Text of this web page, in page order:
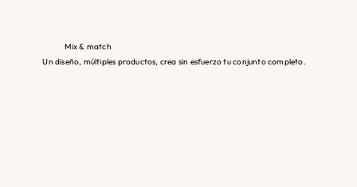
Mix & match
Un diseño, múltiples productos, crea sin esfuerzo tu conjunto completo.